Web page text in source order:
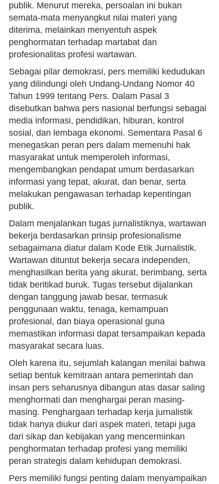
publik. Menurut mereka, persoalan ini bukan
semata-mata menyangkut nilai materi yang
diterima, melainkan menyentuh aspek
penghormatan terhadap martabat dan
profesionalitas profesi wartawan.
Sebagai pilar demokrasi, pers memiliki kedudukan
yang dilindungi oleh Undang-Undang Nomor 40
Tahun 1999 tentang Pers. Dalam Pasal 3
disebutkan bahwa pers nasional berfungsi sebagai
media informasi, pendidikan, hiburan, kontrol
sosial, dan lembaga ekonomi. Sementara Pasal 6
menegaskan peran pers dalam memenuhi hak
masyarakat untuk memperoleh informasi,
mengembangkan pendapat umum berdasarkan
informasi yang tepat, akurat, dan benar, serta
melakukan pengawasan terhadap kepentingan
publik.
Dalam menjalankan tugas jurnalistiknya, wartawan
bekerja berdasarkan prinsip profesionalisme
sebagaimana diatur dalam Kode Etik Jurnalistik.
Wartawan dituntut bekerja secara independen,
menghasilkan berita yang akurat, berimbang, serta
tidak beritikad buruk. Tugas tersebut dijalankan
dengan tanggung jawab besar, termasuk
penggunaan waktu, tenaga, kemampuan
profesional, dan biaya operasional guna
memastikan informasi dapat tersampaikan kepada
masyarakat secara luas.
Oleh karena itu, sejumlah kalangan menilai bahwa
setiap bentuk kemitraan antara pemerintah dan
insan pers seharusnya dibangun atas dasar saling
menghormati dan menghargai peran masing-
masing. Penghargaan terhadap kerja jurnalistik
tidak hanya diukur dari aspek materi, tetapi juga
dari sikap dan kebijakan yang mencerminkan
penghormatan terhadap profesi yang memiliki
peran strategis dalam kehidupan demokrasi.
Pers memiliki fungsi penting dalam menyampaikan